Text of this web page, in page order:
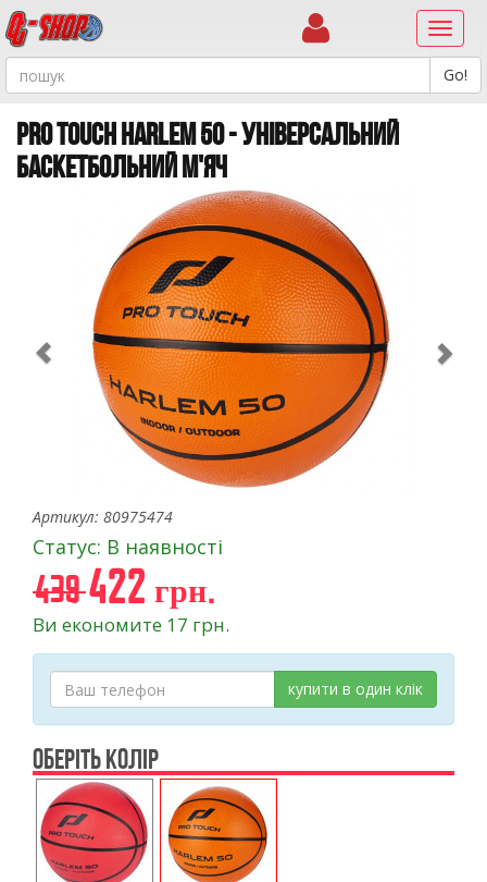
PRO TOUCH HARLEM 50 - УНІВЕРСАЛЬНИЙ
БАСКЕТБОЛЬНИЙ М'ЯЧ
Артикул: 80975474
Статус: В наявності
439422 грн.
Ви економите 17 грн.
купити в один клік
ОБЕРІТЬ КОЛІР